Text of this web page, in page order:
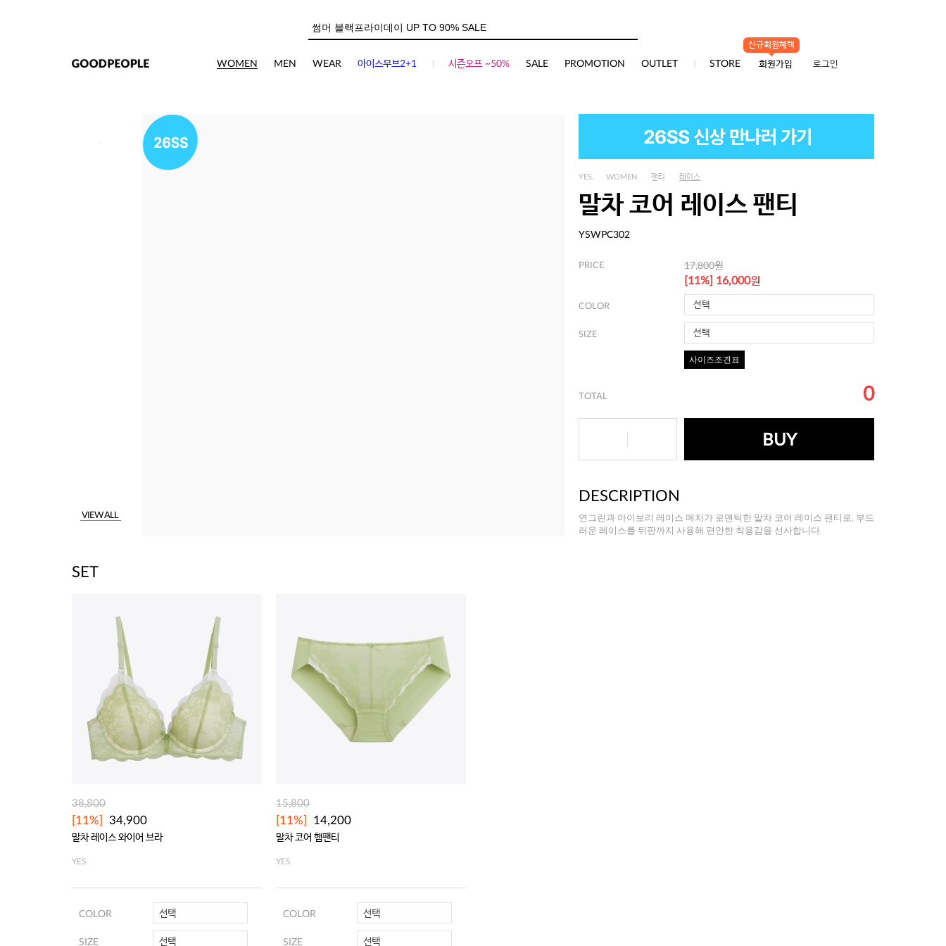
WOMEN MEN WEAR 아이스무브2+1 시즌오프 ~50% SALE PROMOTION OUTLET STORE
신규회원혜택
회원가입 로그인
VIEW ALL
YES. WOMEN 팬티 레이스
말차 코어 레이스 팬티
YSWPC302
PRICE 17,800원
[11%] 16,000원
COLOR 선택
SIZE 선택
사이즈조견표
TOTAL 0
BUY
DESCRIPTION
연그린과 아이보리 레이스 매치가 로맨틱한 말차 코어 레이스 팬티로, 부드
러운 레이스를 뒤판까지 사용해 편안한 착용감을 선사합니다.
SET
38,800
[11%] 34,900
말차 레이스 와이어 브라
YES
COLOR 선택
SIZE 선택
15,800
[11%] 14,200
말차 코어 햄팬티
YES
COLOR 선택
SIZE 선택